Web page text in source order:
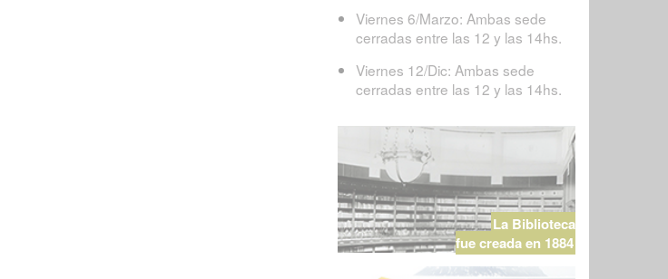
Viernes 6/Marzo: Ambas sede
cerradas entre las 12 y las 14hs.
Viernes 12/Dic: Ambas sede
cerradas entre las 12 y las 14hs.
La Biblioteca
fue creada en 1884